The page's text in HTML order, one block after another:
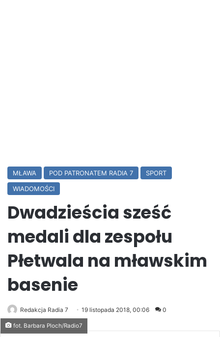
MŁAWA POD PATRONATEM RADIA 7
SPORT
WIADOMOŚCI
Dwadzieścia sześć
medali dla zespołu
Płetwala na mławskim
basenie
Redakcja Radia 7 19 listopada 2018, 00:06 0
fot. Barbara Ploch/Radio7